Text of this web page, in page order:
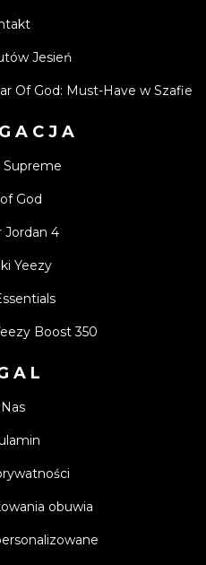
Jesień
Of God: Must-Have w Szafie
Supreme
God
Jordan 4
Yeezy
Boost 350
obuwia